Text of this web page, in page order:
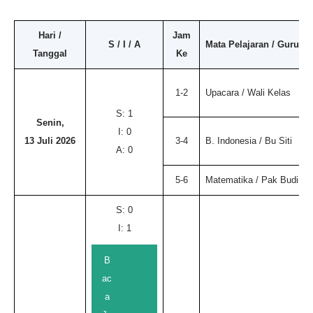
Hari /
Tanggal
S / I / A
Jam
Ke
Mata Pelajaran / Guru
Senin,
13 Juli 2026
S: 1
I: 0
A: 0
1-2 Upacara / Wali Kelas
3-4 B. Indonesia / Bu Siti
5-6 Matematika / Pak Budi
S: 0
I: 1
B
ac
a